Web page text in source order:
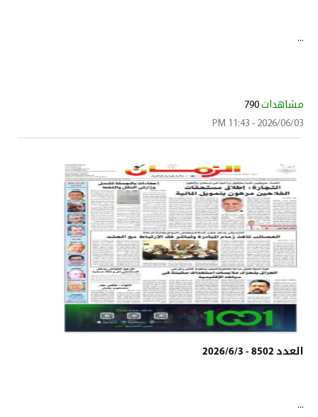
...
مشاهدات 790
2026/06/03 - 11:43 PM
العدد 8502 - 2026/6/3
...